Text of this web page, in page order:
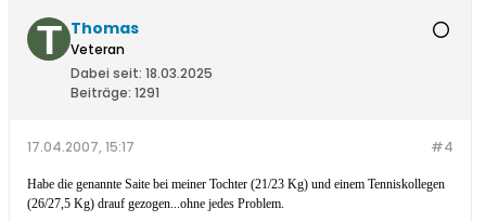
Thomas
Veteran
Dabei seit: 18.03.2025
Beiträge: 1291
#4
17.04.2007, 15:17
Habe die genannte Saite bei meiner Tochter (21/23 Kg) und einem Tenniskollegen
(26/27,5 Kg) drauf gezogen...ohne jedes Problem.